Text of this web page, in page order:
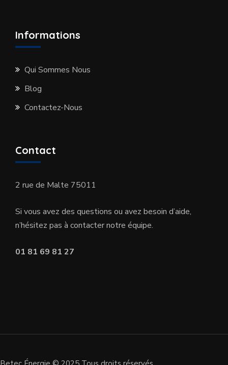
Informations
Qui Sommes Nous
Blog
Contactez-Nous
Contact
2 rue de Malte 75011
Si vous avez des questions ou avez besoin d’aide,
n’hésitez pas à contacter notre équipe.
01 81 69 81 27